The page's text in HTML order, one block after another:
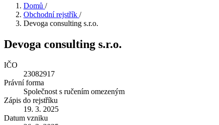
Domů /
Obchodní rejstřík /
Devoga consulting s.r.o.
Devoga consulting s.r.o.
IČO
23082917
Právní forma
Společnost s ručením omezeným
Zápis do rejstříku
19. 3. 2025
Datum vzniku